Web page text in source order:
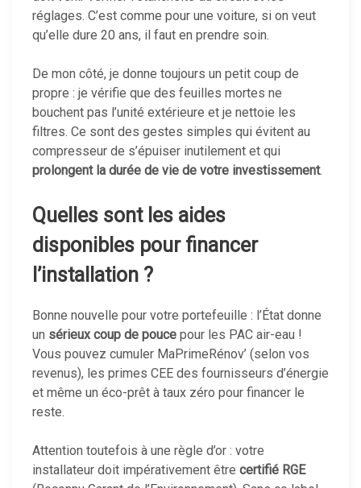
réglages. C’est comme pour une voiture, si on veut
qu’elle dure 20 ans, il faut en prendre soin.
De mon côté, je donne toujours un petit coup de
propre : je vérifie que des feuilles mortes ne
bouchent pas l’unité extérieure et je nettoie les
filtres. Ce sont des gestes simples qui évitent au
compresseur de s’épuiser inutilement et qui
prolongent la durée de vie de votre investissement.
Quelles sont les aides
disponibles pour financer
l’installation ?
Bonne nouvelle pour votre portefeuille : l’État donne
un sérieux coup de pouce pour les PAC air-eau !
Vous pouvez cumuler MaPrimeRénov’ (selon vos
revenus), les primes CEE des fournisseurs d’énergie
et même un éco-prêt à taux zéro pour financer le
reste.
Attention toutefois à une règle d’or : votre
installateur doit impérativement être certifié RGE